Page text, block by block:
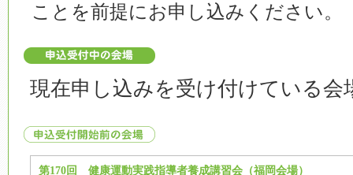
ことを前提にお申し込みください。
現在申し込みを受け付けている
第170回 健康運動実践指導者養成講習会（福岡会場）